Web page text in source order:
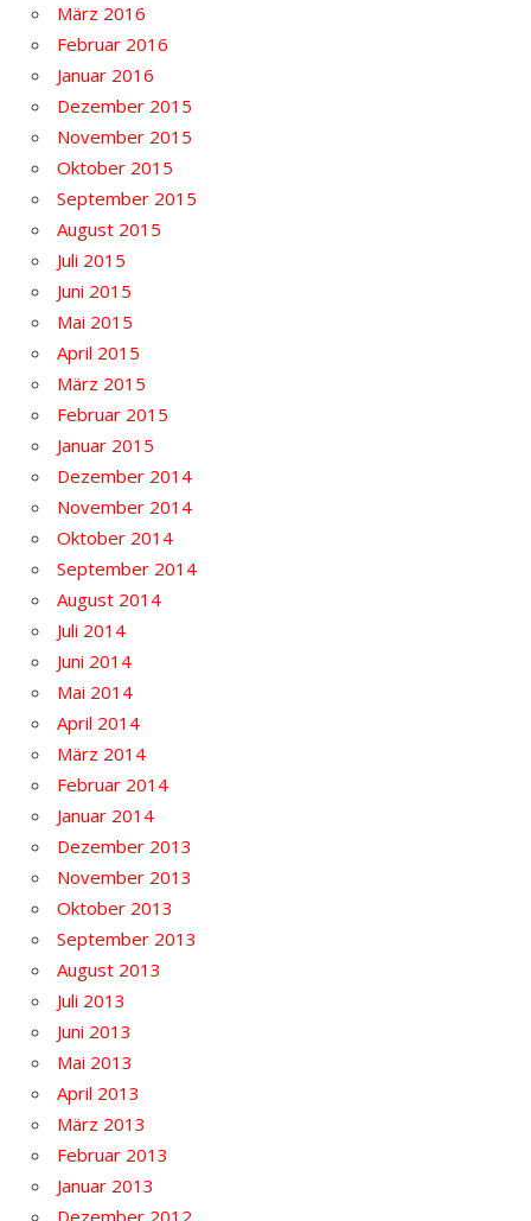
März 2016
Februar 2016
Januar 2016
Dezember 2015
November 2015
Oktober 2015
September 2015
August 2015
Juli 2015
Juni 2015
Mai 2015
April 2015
März 2015
Februar 2015
Januar 2015
Dezember 2014
November 2014
Oktober 2014
September 2014
August 2014
Juli 2014
Juni 2014
Mai 2014
April 2014
März 2014
Februar 2014
Januar 2014
Dezember 2013
November 2013
Oktober 2013
September 2013
August 2013
Juli 2013
Juni 2013
Mai 2013
April 2013
März 2013
Februar 2013
Januar 2013